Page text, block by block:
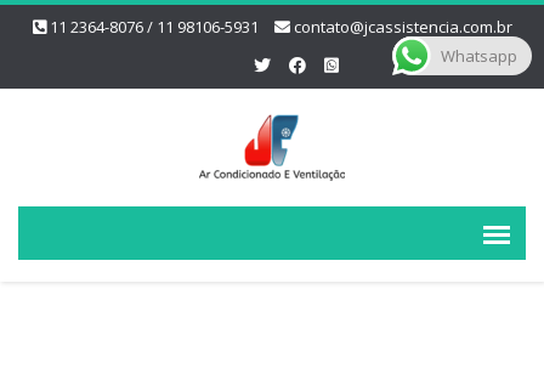
11 2364-8076 / 11 98106-5931 contato@jcassistencia.com.br
Whatsapp